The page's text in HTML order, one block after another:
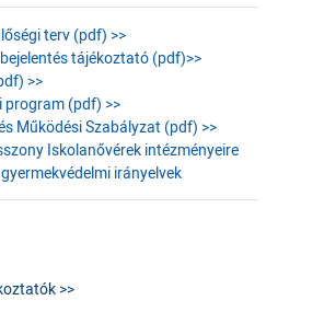
terv (pdf) >>
tájékoztató (pdf)>>
>>
program (pdf) >>
Működési Szabályzat (pdf) >>
Iskolanővérek intézményeire
irányelvek
>>